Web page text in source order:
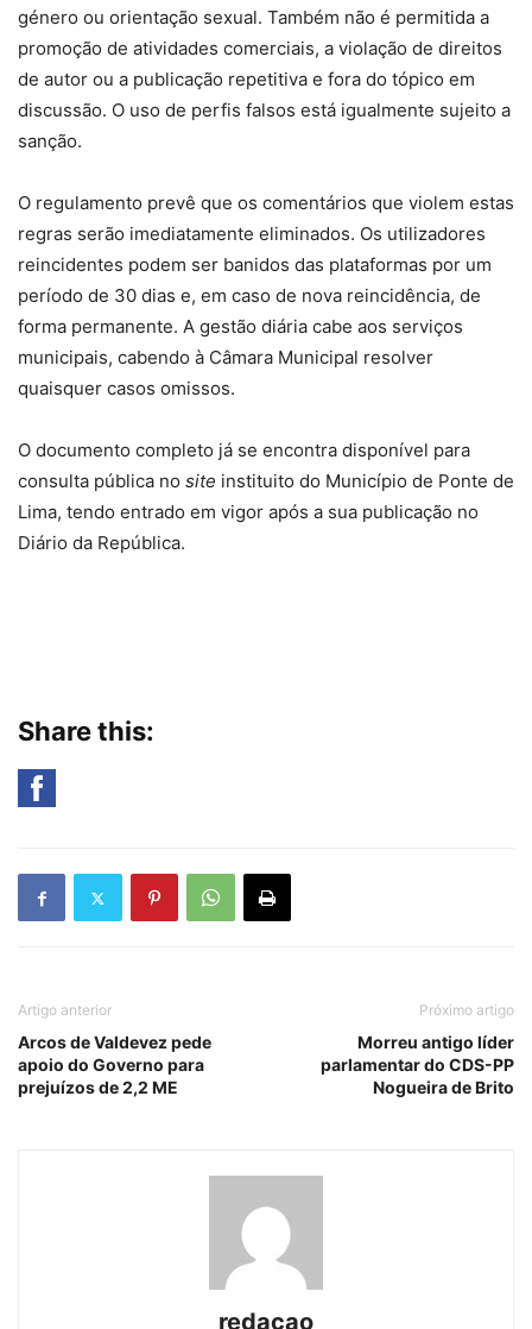
género ou orientação sexual. Também não é permitida a
promoção de atividades comerciais, a violação de direitos
de autor ou a publicação repetitiva e fora do tópico em
discussão. O uso de perfis falsos está igualmente sujeito a
sanção.
O regulamento prevê que os comentários que violem estas
regras serão imediatamente eliminados. Os utilizadores
reincidentes podem ser banidos das plataformas por um
período de 30 dias e, em caso de nova reincidência, de
forma permanente. A gestão diária cabe aos serviços
municipais, cabendo à Câmara Municipal resolver
quaisquer casos omissos.
O documento completo já se encontra disponível para
consulta pública no site instituito do Município de Ponte de
Lima, tendo entrado em vigor após a sua publicação no
Diário da República.
Share this:
Artigo anterior
Arcos de Valdevez pede
apoio do Governo para
prejuízos de 2,2 ME
Próximo artigo
Morreu antigo líder
parlamentar do CDS-PP
Nogueira de Brito
redacao